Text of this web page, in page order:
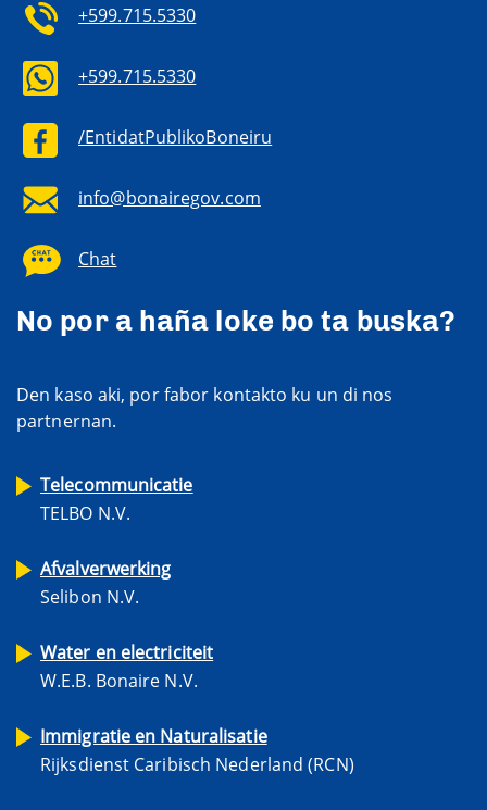
+599.715.5330
+599.715.5330
/EntidatPublikoBoneiru
info@bonairegov.com
Chat
No por a haña loke bo ta buska?
Den kaso aki, por fabor kontakto ku un di nos
partnernan.
Telecommunicatie
TELBO N.V.
Afvalverwerking
Selibon N.V.
Water en electriciteit
W.E.B. Bonaire N.V.
Immigratie en Naturalisatie
Rijksdienst Caribisch Nederland (RCN)